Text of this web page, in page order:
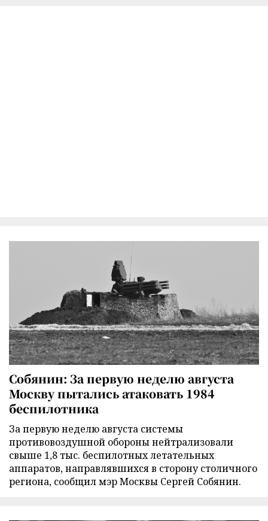
Собянин: За первую неделю августа
Москву пытались атаковать 1984
беспилотника
За первую неделю августа системы
противовоздушной обороны нейтрализовали
свыше 1,8 тыс. беспилотных летательных
аппаратов, направлявшихся в сторону столичного
региона, сообщил мэр Москвы Сергей Собянин.